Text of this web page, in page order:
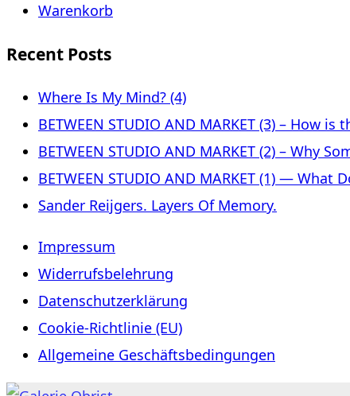
Warenkorb
Recent Posts
Where Is My Mind? (4)
BETWEEN STUDIO AND MARKET (3) – How
BETWEEN STUDIO AND MARKET (2) – Why
BETWEEN STUDIO AND MARKET (1) — What
Sander Reijgers. Layers Of Memory.
Impressum
Widerrufsbelehrung
Datenschutzerklärung
Cookie-Richtlinie (EU)
Allgemeine Geschäftsbedingungen